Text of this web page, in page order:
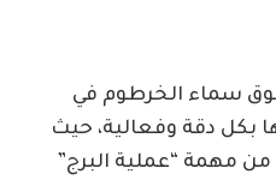
سماء الخرطوم في
بكل دقة وفعالية، حيث
مهمة “عملية البرج”